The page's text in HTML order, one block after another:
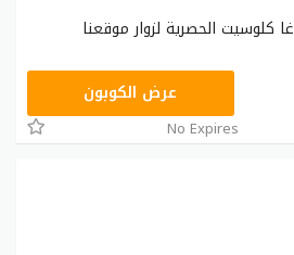
الحصرية لزوار موقعنا
TG627عرض الكوبون
No Expires